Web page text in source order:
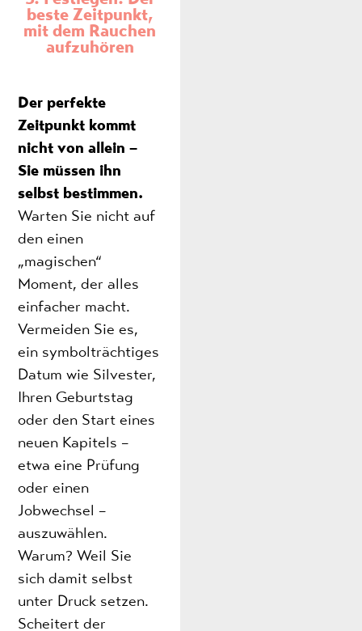
beste Zeitpunkt,
mit dem Rauchen
aufzuhören
Der perfekte
Zeitpunkt kommt
nicht von allein –
Sie müssen ihn
selbst bestimmen.
Warten Sie nicht auf
den einen
„magischen“
Moment, der alles
einfacher macht.
Vermeiden Sie es,
ein symbolträchtiges
Datum wie Silvester,
Ihren Geburtstag
oder den Start eines
neuen Kapitels –
etwa eine Prüfung
oder einen
Jobwechsel –
auszuwählen.
Warum? Weil Sie
sich damit selbst
unter Druck setzen.
Scheitert der